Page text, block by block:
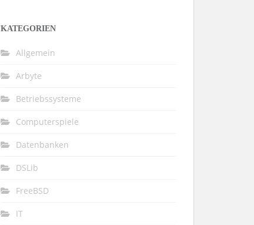
KATEGORIEN
Allgemein
Arbyte
Betriebssysteme
Computerspiele
Datenbanken
DSLib
FreeBSD
IT